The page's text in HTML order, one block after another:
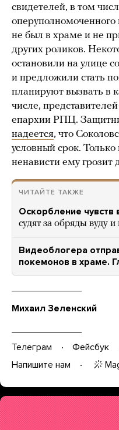
свидетелей, в том
не был в храме и не
других роликов.
остановили на улице
и предложили стать
планируют вызвать в
числе,
епархии РПЦ.
надеется, что
условный срок.
ненависти ему грозит
ЧИТАЙТЕ ТАКЖЕ
Оскорбление
судят за обряды вуду
Видеоблогера
покемонов в храме.
Михаил Зеленский
Телеграм Фейсбук
Напишите нам